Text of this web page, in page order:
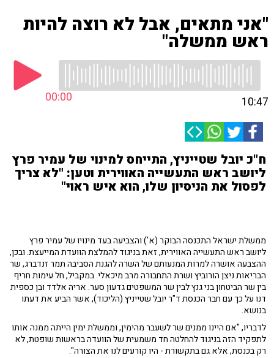
"אני מתאים, אבל לא רוצה להיות
ראש ממשלה"
00:00 10:47
ח"כ יובל שטייניץ, התייחס למינוי של עמיר פרץ
ליושב ראש התעשייה האווירית וטען: "לא צריך
לפסול את הניסיון שלו, הוא איש ראוי"
ממשלת ישראל התכנסה הבוקר (א') והצביעה בעד מינויו של עמיר פרץ
ליושב ראש התעשייה האווירית, זאת בניגוד להמלצת הוועדת המייעצת. ובכן,
ההצבעה אושרה למרות המנעותם של השרה להגנת הסביבה תמר זנדברג, שר
הבריאות ניצן הורוביץ ושרת התחבורה מרב מיכאלי. במקביל, חל עימות חריף
בין שר הביטחון בני גנץ לבין שר המשפטים גדעון סער. אריה אלדד ובן כספית
דנו על כך עם חבר הכנסת ד"ר יובל שטייניץ (הליכוד), אשר הביע את דעתו
בנושא.
לדבריו, "אם היינו ממנים שר לשעבר מהימין, וממשלת ימין הייתה ממנה אותו
לתפקיד הזה בניגוד להחלטה חד משמעית של הוועדה בראשות שופטת, לא
רק בכנסת, אלא גם בתקשורת - היו קורעים לנו את הצורה".